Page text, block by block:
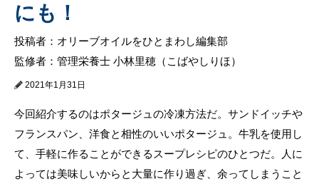
にも！
投稿者：オリーブオイルをひとまわし編集部
監修者：管理栄養士 小林里穂（こばやしりほ）
2021年1月31日
今回紹介するのはポタージュの冷凍方法だ。サンドイッチや
フランスパン、洋食と相性のいいポタージュ。牛乳を使用し
て、手軽に作ることができるスープレシピのひとつだ。人に
よっては美味しいからと大量に作り過ぎ、余ってしまうこと